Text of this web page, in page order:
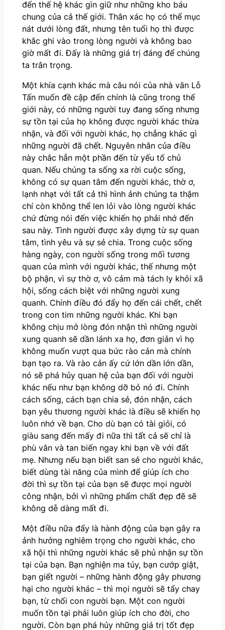
đến thế hệ khác gìn giữ như những kho báu
chung của cả thế giới. Thân xác họ có thể mục
nát dưới lòng đất, nhưng tên tuổi họ thì được
khắc ghi vào trong lòng người và không bao
giờ mất đi. Đấy là những giá trị đáng để chúng
ta trân trọng.
Một khía cạnh khác mà câu nói của nhà văn Lỗ
Tấn muốn đề cập đến chính là cũng trong thế
giới này, có những người tuy đang sống nhưng
sự tồn tại của họ không được người khác thừa
nhận, và đối với người khác, họ chẳng khác gì
những người đã chết. Nguyên nhân của điều
này chắc hẳn một phần đến từ yếu tố chủ
quan. Nếu chúng ta sống xa rời cuộc sống,
không có sự quan tâm đến người khác, thờ ơ,
lạnh nhạt với tất cả thì hình ảnh chúng ta thậm
chí còn không thể len lỏi vào lòng người khác
chứ đừng nói đến việc khiến họ phải nhớ đến
sau này. Tình người được xây dựng từ sự quan
tâm, tình yêu và sự sẻ chia. Trong cuộc sống
hàng ngày, con người sống trong mối tương
quan của mình với người khác, thế nhưng một
bộ phận, vì sự thờ ơ, vô cảm mà tách ly khỏi xã
hội, sống cách biệt với những người xung
quanh. Chính điều đó đẩy họ đến cái chết, chết
trong con tim những người khác. Khi bạn
không chịu mở lòng đón nhận thì những người
xung quanh sẽ dần lánh xa họ, đơn giản vì họ
không muốn vượt qua bức rào cản mà chính
bạn tạo ra. Và rào cản ấy cứ lớn dần lớn dần,
nó sẽ phá hủy quan hệ của bạn đối với người
khác nếu như bạn không dỡ bỏ nó đi. Chính
cách sống, cách bạn chia sẻ, đón nhận, cách
bạn yêu thương người khác là điều sẽ khiến họ
luôn nhớ về bạn. Cho dù bạn có tài giỏi, có
giàu sang đến mấy đi nữa thì tất cả sẽ chỉ là
phù vân và tan biến ngay khi bạn về với đất
mẹ. Nhưng nếu bạn biết san sẻ cho người khác,
biết dùng tài năng của mình để giúp ích cho
đời thì sự tồn tại của bạn sẽ được mọi người
công nhận, bởi vì những phẩm chất đẹp đẽ sẽ
không dễ dàng mất đi.
Một điều nữa đấy là hành động của bạn gây ra
ảnh hưởng nghiêm trọng cho người khác, cho
xã hội thì những người khác sẽ phủ nhận sự tồn
tại của bạn. Bạn nghiện ma túy, bạn cướp giật,
bạn giết người – những hành động gây phương
hại cho người khác – thì mọi người sẽ tẩy chay
bạn, từ chối con người bạn. Một con người
muốn tồn tại phải luôn giúp ích cho đời, cho
người. Còn bạn phá hủy những giá trị tốt đẹp